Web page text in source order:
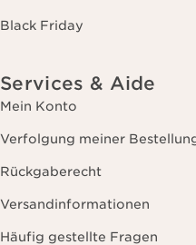
Black Friday
Services & Aide
Mein Konto
Verfolgung meiner
Rückgaberecht
Versandinformationen
Häufig gestellte Fragen